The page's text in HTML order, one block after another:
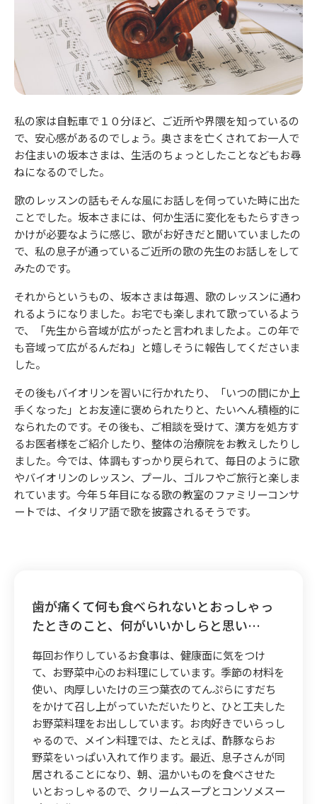
私の家は自転車で１０分ほど、ご近所や界隈を知っているの
で、安心感があるのでしょう。奥さまを亡くされてお一人で
お住まいの坂本さまは、生活のちょっとしたことなどもお尋
ねになるのでした。
歌のレッスンの話もそんな風にお話しを伺っていた時に出た
ことでした。坂本さまには、何か生活に変化をもたらすきっ
かけが必要なように感じ、歌がお好きだと聞いていましたの
で、私の息子が通っているご近所の歌の先生のお話しをして
みたのです。
それからというもの、坂本さまは毎週、歌のレッスンに通わ
れるようになりました。お宅でも楽しまれて歌っているよう
で、「先生から音域が広がったと言われましたよ。この年で
も音域って広がるんだね」と嬉しそうに報告してくださいま
した。
その後もバイオリンを習いに行かれたり、「いつの間にか上
手くなった」とお友達に褒められたりと、たいへん積極的に
なられたのです。その後も、ご相談を受けて、漢方を処方す
るお医者様をご紹介したり、整体の治療院をお教えしたりし
ました。今では、体調もすっかり戻られて、毎日のように歌
やバイオリンのレッスン、プール、ゴルフやご旅行と楽しま
れています。今年５年目になる歌の教室のファミリーコンサ
ートでは、イタリア語で歌を披露されるそうです。
歯が痛くて何も食べられないとおっしゃっ
たときのこと、何がいいかしらと思い…
毎回お作りしているお食事は、健康面に気をつけ
て、お野菜中心のお料理にしています。季節の材料を
使い、肉厚しいたけの三つ葉衣のてんぷらにすだち
をかけて召し上がっていただいたりと、ひと工夫した
お野菜料理をお出ししています。お肉好きでいらっし
ゃるので、メイン料理では、たとえば、酢豚ならお
野菜をいっぱい入れて作ります。最近、息子さんが同
居されることになり、朝、温かいものを食べさせた
いとおっしゃるので、クリームスープとコンソメスー